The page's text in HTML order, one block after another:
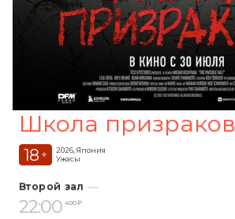
Школа призраков
18 +
2026, Япония
Ужасы
Второй зал
22:00 400 ₽